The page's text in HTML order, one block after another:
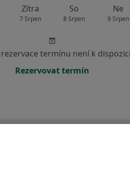
Zítra
7 Srpen
So
8 Srpen
Ne
9 Srpen
termínu není k dispozici
Rezervovat termín